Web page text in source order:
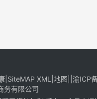
| SiteMAP XML 地图 渝ICP
务有限公司